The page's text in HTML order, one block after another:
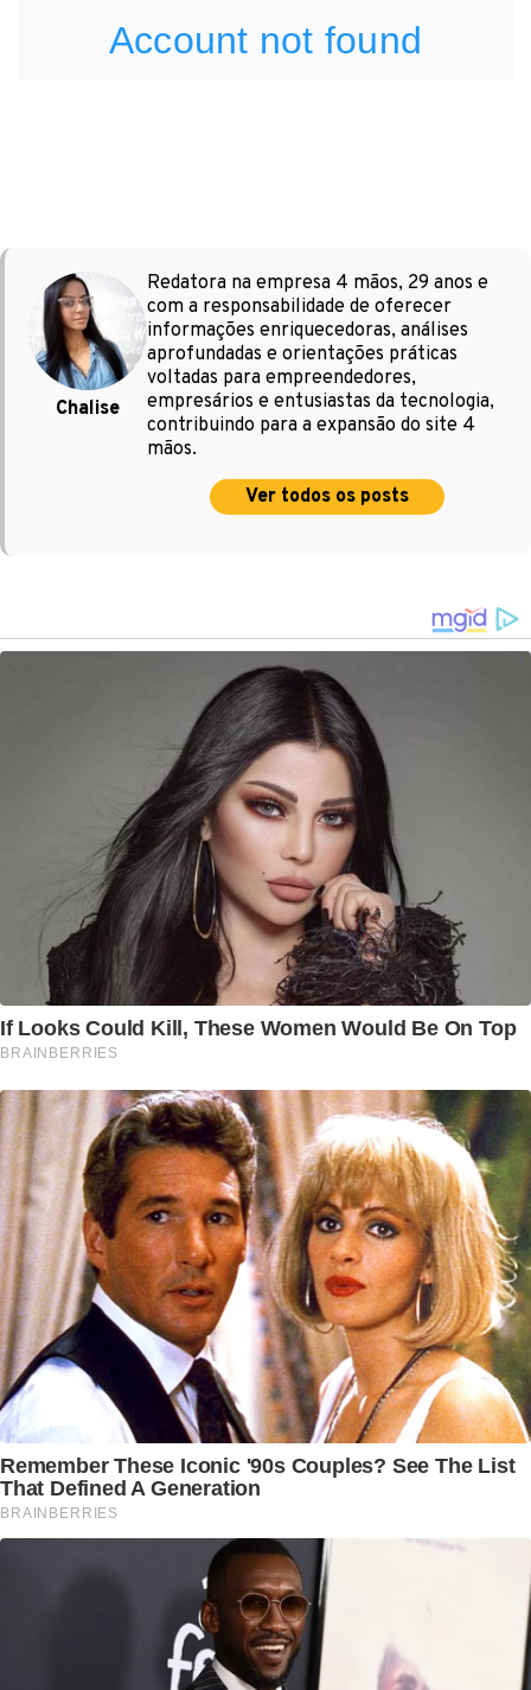
Chalise
Redatora na empresa 4 mãos, 29 anos e
com a responsabilidade de oferecer
informações enriquecedoras, análises
aprofundadas e orientações práticas
voltadas para empreendedores,
empresários e entusiastas da tecnologia,
contribuindo para a expansão do site 4
mãos.
Ver todos os posts